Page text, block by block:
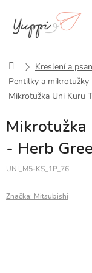
obsah
DomůKreslení a
Pentilky a mikrotužky
Mikrotužka Uni Kuru
Mikrotužka
- Herb
UNI_M5-KS_1P_76
Značka: Mitsubishi